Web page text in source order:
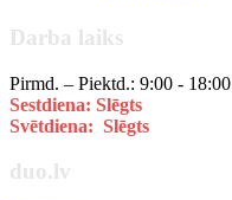
Darba laiks
Pirmd. – Piektd.: 9:00 - 18:00
Sestdiena: Slēgts
Svētdiena: Slēgts
duo.lv